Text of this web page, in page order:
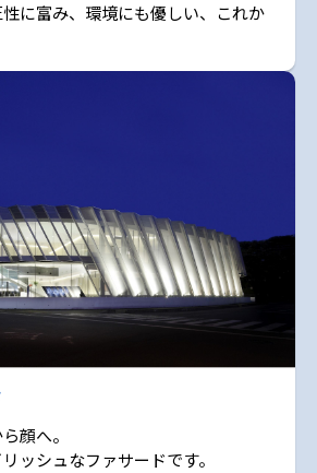
に富み、環境にも優しい、これか
顔へ。
ッシュなファサードです。